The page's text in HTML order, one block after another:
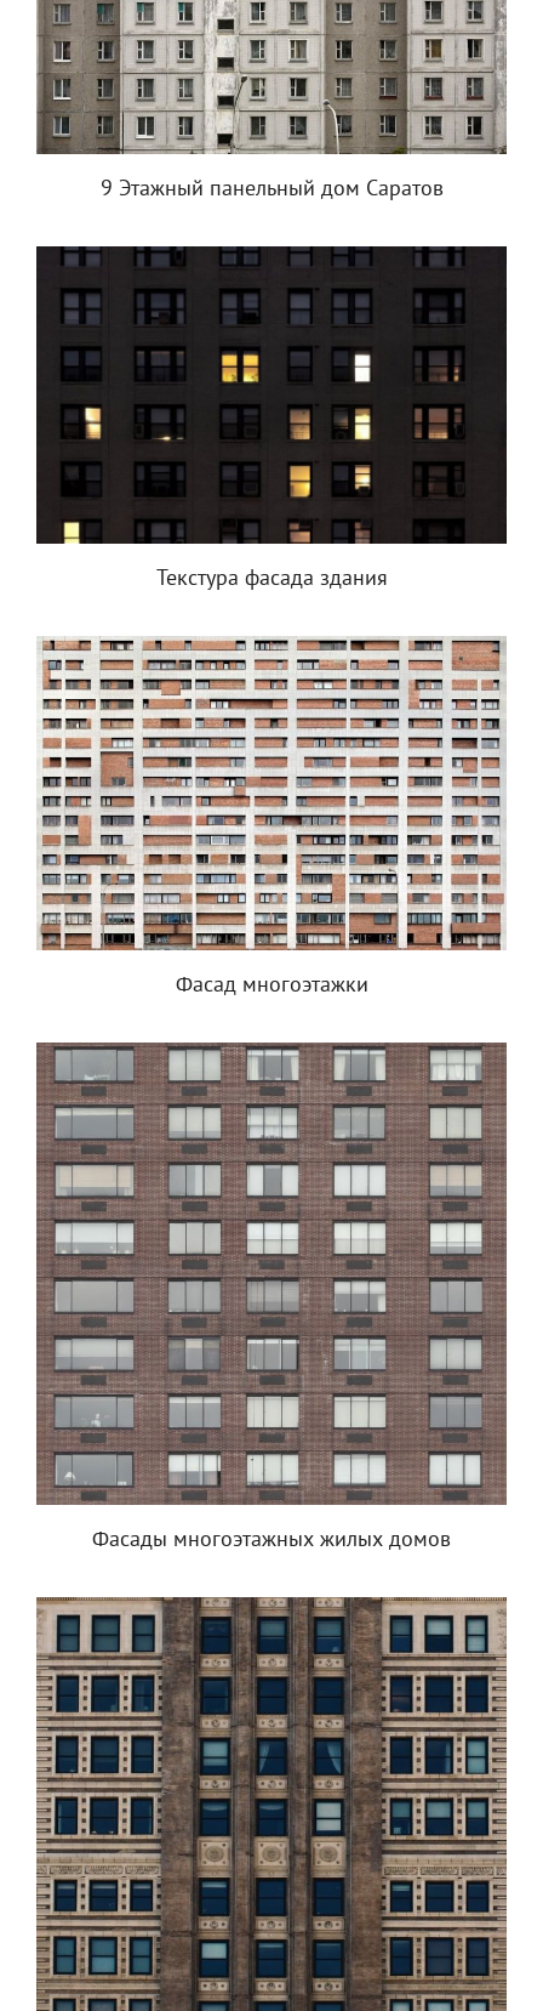
9 Этажный панельный дом Саратов
Текстура фасада здания
Фасад многоэтажки
Фасады многоэтажных жилых домов